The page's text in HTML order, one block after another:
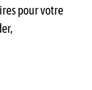
pour votre